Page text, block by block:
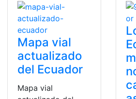
Mapa vial
actualizado
del Ecuador
Mapa vial